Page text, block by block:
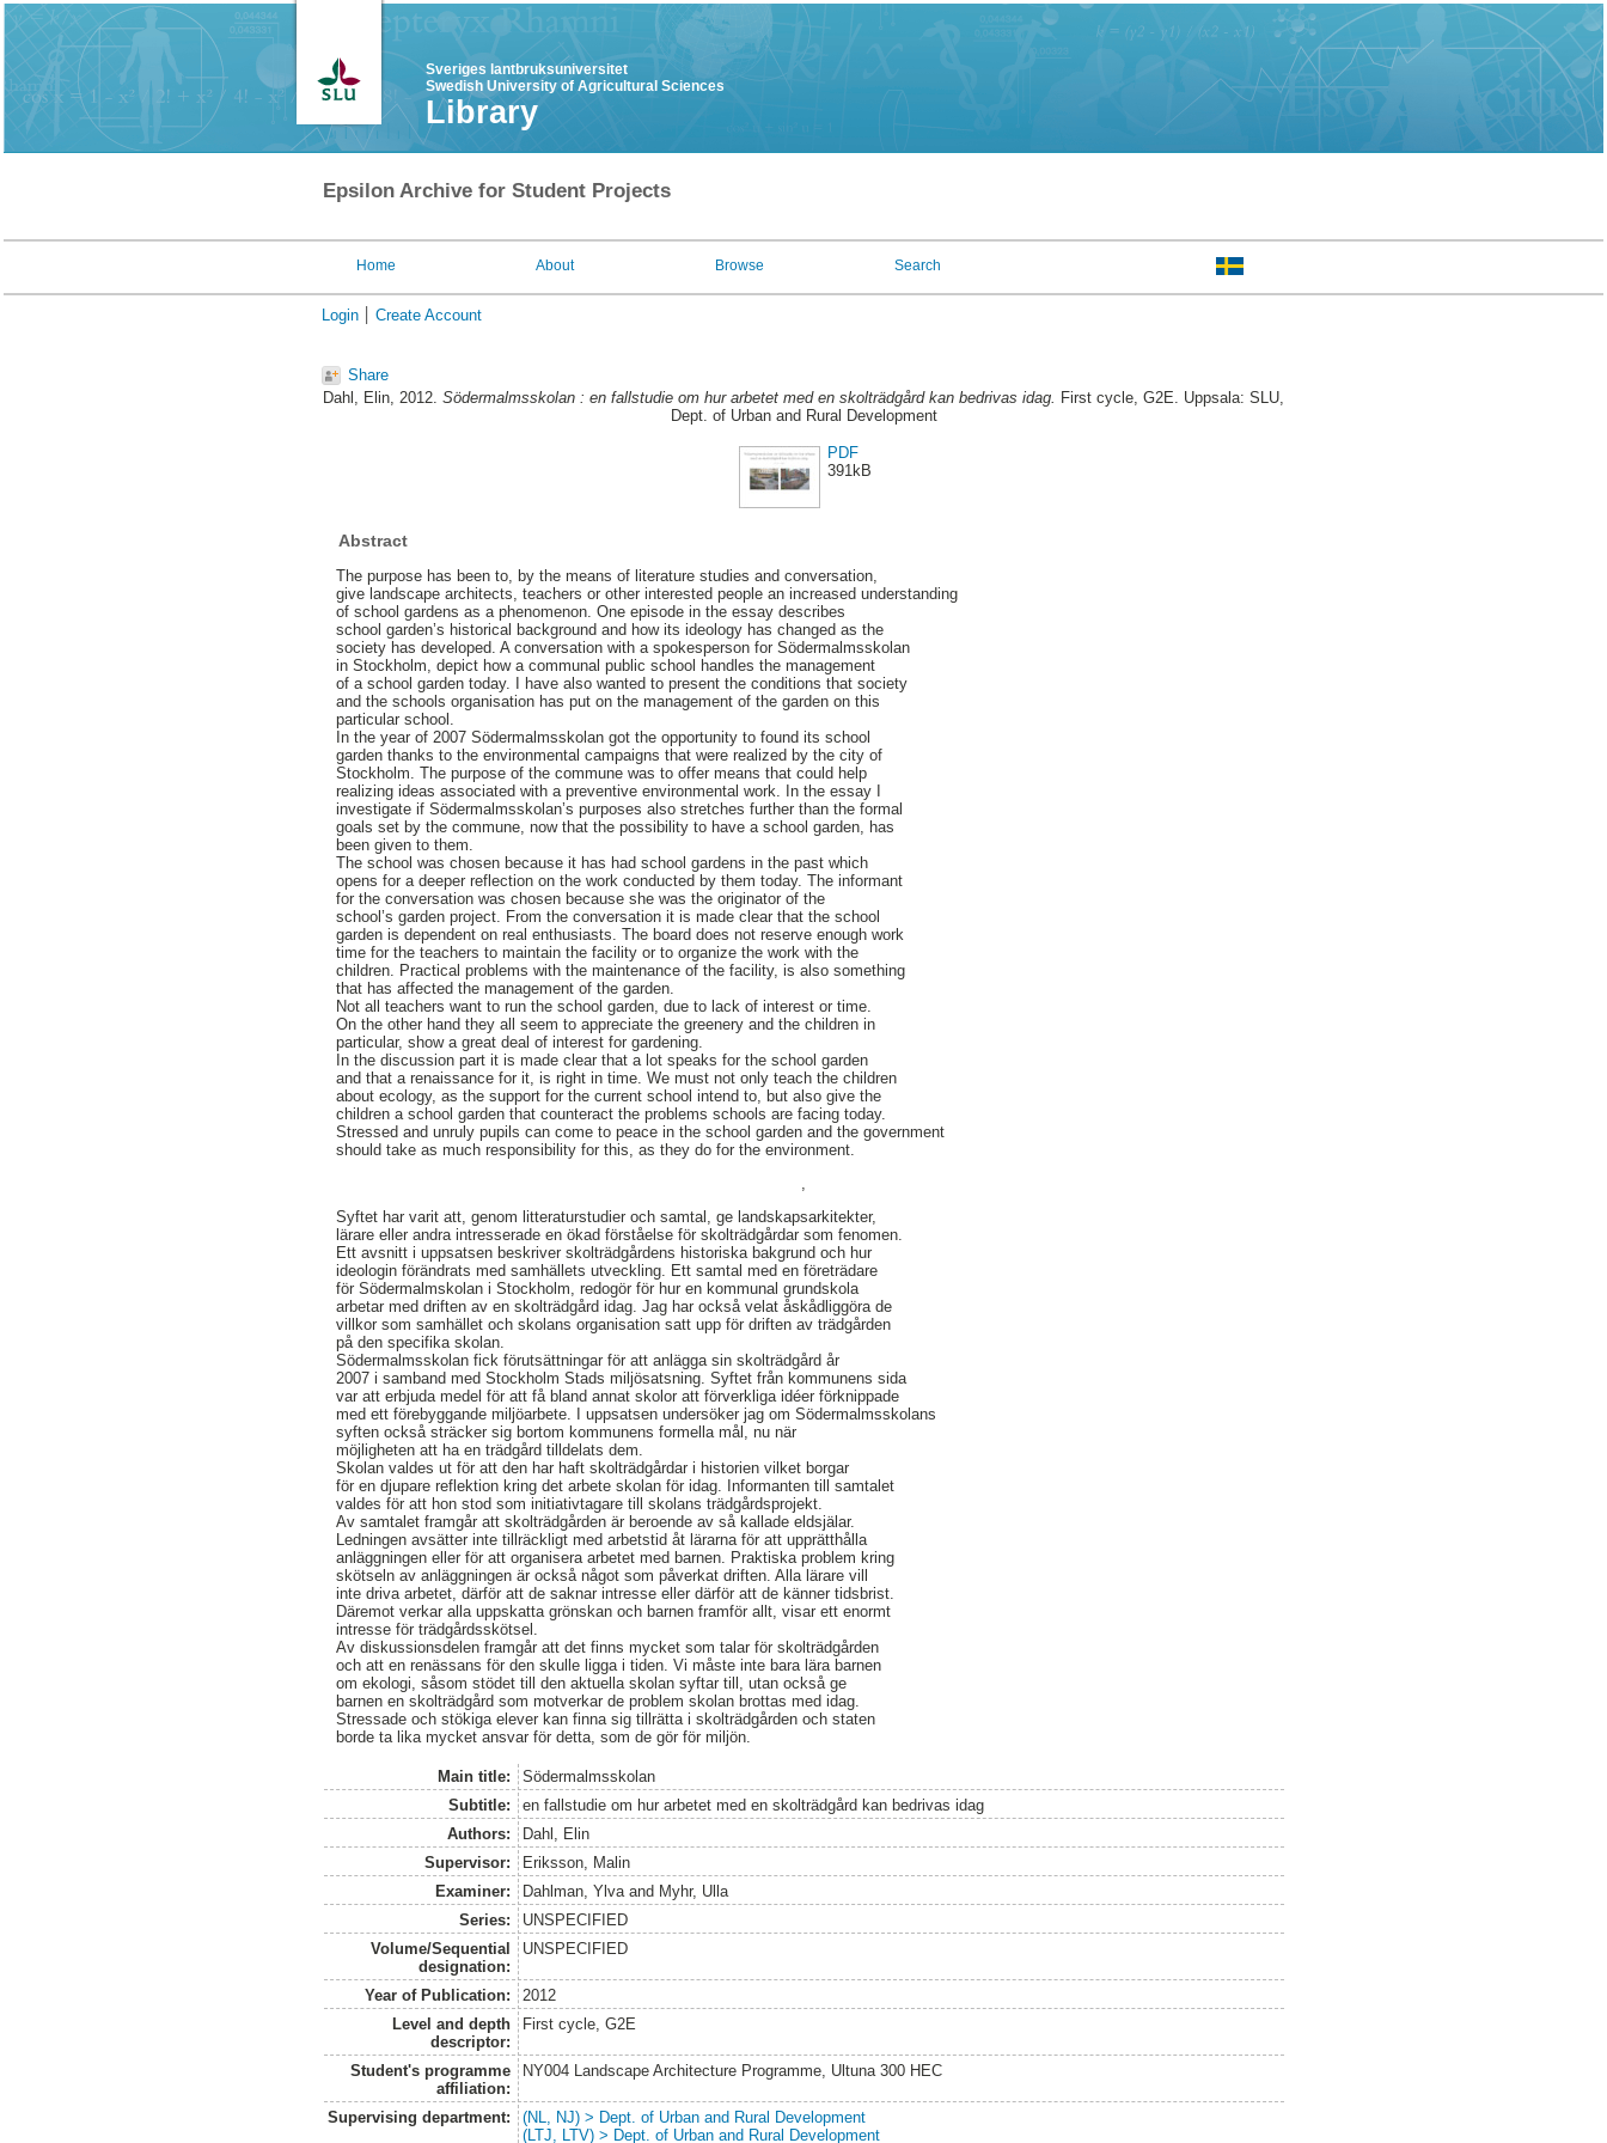
Sveriges lantbruksuniversitet
Swedish University of Agricultural Sciences
Library
Epsilon Archive for Student Projects
Home About Browse Search
Login Create Account
Share
Dahl, Elin, 2012. Södermalmsskolan : en fallstudie om hur arbetet med en skolträdgård kan bedrivas idag. First cycle, G2E. Uppsala: SLU,
Dept. of Urban and Rural Development
PDF
391kB
Abstract
The purpose has been to, by the means of literature studies and conversation,
give landscape architects, teachers or other interested people an increased understanding
of school gardens as a phenomenon. One episode in the essay describes
school garden’s historical background and how its ideology has changed as the
society has developed. A conversation with a spokesperson for Södermalmsskolan
in Stockholm, depict how a communal public school handles the management
of a school garden today. I have also wanted to present the conditions that society
and the schools organisation has put on the management of the garden on this
particular school.
In the year of 2007 Södermalmsskolan got the opportunity to found its school
garden thanks to the environmental campaigns that were realized by the city of
Stockholm. The purpose of the commune was to offer means that could help
realizing ideas associated with a preventive environmental work. In the essay I
investigate if Södermalmsskolan’s purposes also stretches further than the formal
goals set by the commune, now that the possibility to have a school garden, has
been given to them.
The school was chosen because it has had school gardens in the past which
opens for a deeper reflection on the work conducted by them today. The informant
for the conversation was chosen because she was the originator of the
school’s garden project. From the conversation it is made clear that the school
garden is dependent on real enthusiasts. The board does not reserve enough work
time for the teachers to maintain the facility or to organize the work with the
children. Practical problems with the maintenance of the facility, is also something
that has affected the management of the garden.
Not all teachers want to run the school garden, due to lack of interest or time.
On the other hand they all seem to appreciate the greenery and the children in
particular, show a great deal of interest for gardening.
In the discussion part it is made clear that a lot speaks for the school garden
and that a renaissance for it, is right in time. We must not only teach the children
about ecology, as the support for the current school intend to, but also give the
children a school garden that counteract the problems schools are facing today.
Stressed and unruly pupils can come to peace in the school garden and the government
should take as much responsibility for this, as they do for the environment.
Syftet har varit att, genom litteraturstudier och samtal, ge landskapsarkitekter,
lärare eller andra intresserade en ökad förståelse för skolträdgårdar som fenomen.
Ett avsnitt i uppsatsen beskriver skolträdgårdens historiska bakgrund och hur
ideologin förändrats med samhällets utveckling. Ett samtal med en företrädare
för Södermalmskolan i Stockholm, redogör för hur en kommunal grundskola
arbetar med driften av en skolträdgård idag. Jag har också velat åskådliggöra de
villkor som samhället och skolans organisation satt upp för driften av trädgården
på den specifika skolan.
Södermalmsskolan fick förutsättningar för att anlägga sin skolträdgård år
2007 i samband med Stockholm Stads miljösatsning. Syftet från kommunens sida
var att erbjuda medel för att få bland annat skolor att förverkliga idéer förknippade
med ett förebyggande miljöarbete. I uppsatsen undersöker jag om Södermalmsskolans
syften också sträcker sig bortom kommunens formella mål, nu när
möjligheten att ha en trädgård tilldelats dem.
Skolan valdes ut för att den har haft skolträdgårdar i historien vilket borgar
för en djupare reflektion kring det arbete skolan för idag. Informanten till samtalet
valdes för att hon stod som initiativtagare till skolans trädgårdsprojekt.
Av samtalet framgår att skolträdgården är beroende av så kallade eldsjälar.
Ledningen avsätter inte tillräckligt med arbetstid åt lärarna för att upprätthålla
anläggningen eller för att organisera arbetet med barnen. Praktiska problem kring
skötseln av anläggningen är också något som påverkat driften. Alla lärare vill
inte driva arbetet, därför att de saknar intresse eller därför att de känner tidsbrist.
Däremot verkar alla uppskatta grönskan och barnen framför allt, visar ett enormt
intresse för trädgårdsskötsel.
Av diskussionsdelen framgår att det finns mycket som talar för skolträdgården
och att en renässans för den skulle ligga i tiden. Vi måste inte bara lära barnen
om ekologi, såsom stödet till den aktuella skolan syftar till, utan också ge
barnen en skolträdgård som motverkar de problem skolan brottas med idag.
Stressade och stökiga elever kan finna sig tillrätta i skolträdgården och staten
borde ta lika mycket ansvar för detta, som de gör för miljön.
Main title:
Södermalmsskolan
Subtitle:
en fallstudie om hur arbetet med en skolträdgård kan bedrivas idag
Authors:
Dahl, Elin
Supervisor:
Eriksson, Malin
Examiner:
Dahlman, Ylvaand Myhr, Ulla
Series:
UNSPECIFIED
Volume/Sequential
designation:
UNSPECIFIED
Year of Publication:
2012
Level and depth
descriptor:
First cycle, G2E
Student's programme
affiliation:
NY004 Landscape Architecture Programme, Ultuna 300 HEC
Supervising department:
(NL, NJ) > Dept. of Urban and Rural Development
(LTJ, LTV) > Dept. of Urban and Rural Development